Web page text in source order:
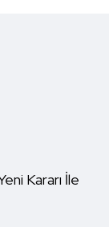
Kararı İle